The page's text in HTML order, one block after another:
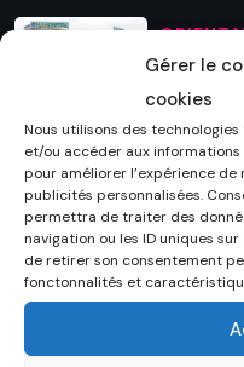
Gérer le
cookies
Nous utilisons des
et/ou accéder aux informations
pour améliorer l’expérience
publicités personnalisées.
permettra de traiter des
navigation ou les ID uniques
de retirer son consentement
fonctonnalités et
Secret
l’hôpital
peine de